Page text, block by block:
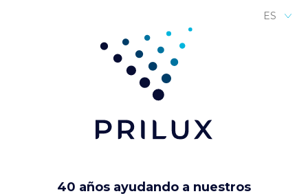
ES
40 años ayudando a nuestros